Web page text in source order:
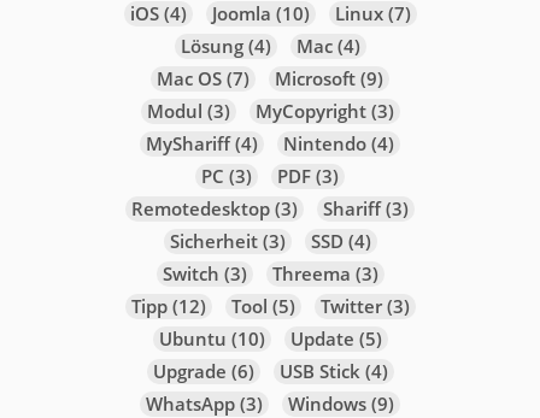
iOS(4) Joomla (10) Linux(7)
Lösung(4) Mac(4)
Mac OS(7) Microsoft(9)
Modul (3) MyCopyright(3)
MyShariff(4) Nintendo(4)
PC (3) PDF(3)
Remotedesktop(3) Shariff(3)
Sicherheit(3) SSD (4)
Switch (3) Threema (3)
Tipp(12) Tool (5) Twitter(3)
Ubuntu (10) Update (5)
Upgrade (6) USB Stick(4)
WhatsApp(3) Windows(9)